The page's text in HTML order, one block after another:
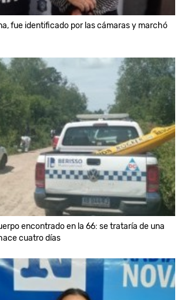
fue identificado por las cámaras y marchó
encontrado en la 66: se trataría de una
cuatro días